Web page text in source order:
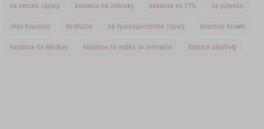
na ovocné zápary kvasnice na zemiaky kvasnice na 21% na pálenku
silné kvasnice destilácia na vysokopercentné zápary kvasnice browin
kvasnice na whiskey kvasnice na vodku zo zemiakov domáce alkoholy